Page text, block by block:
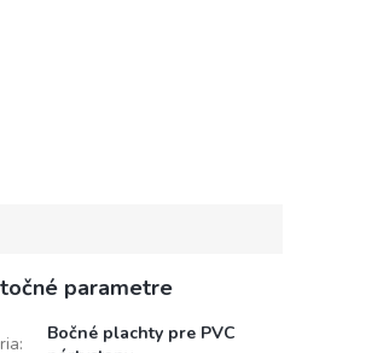
parametre
:
Bočné plachty pre PVC